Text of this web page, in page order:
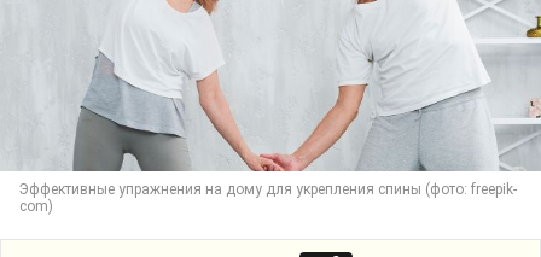
Эффективные упражнения на дому для укрепления спины (фото: freepik-
com)